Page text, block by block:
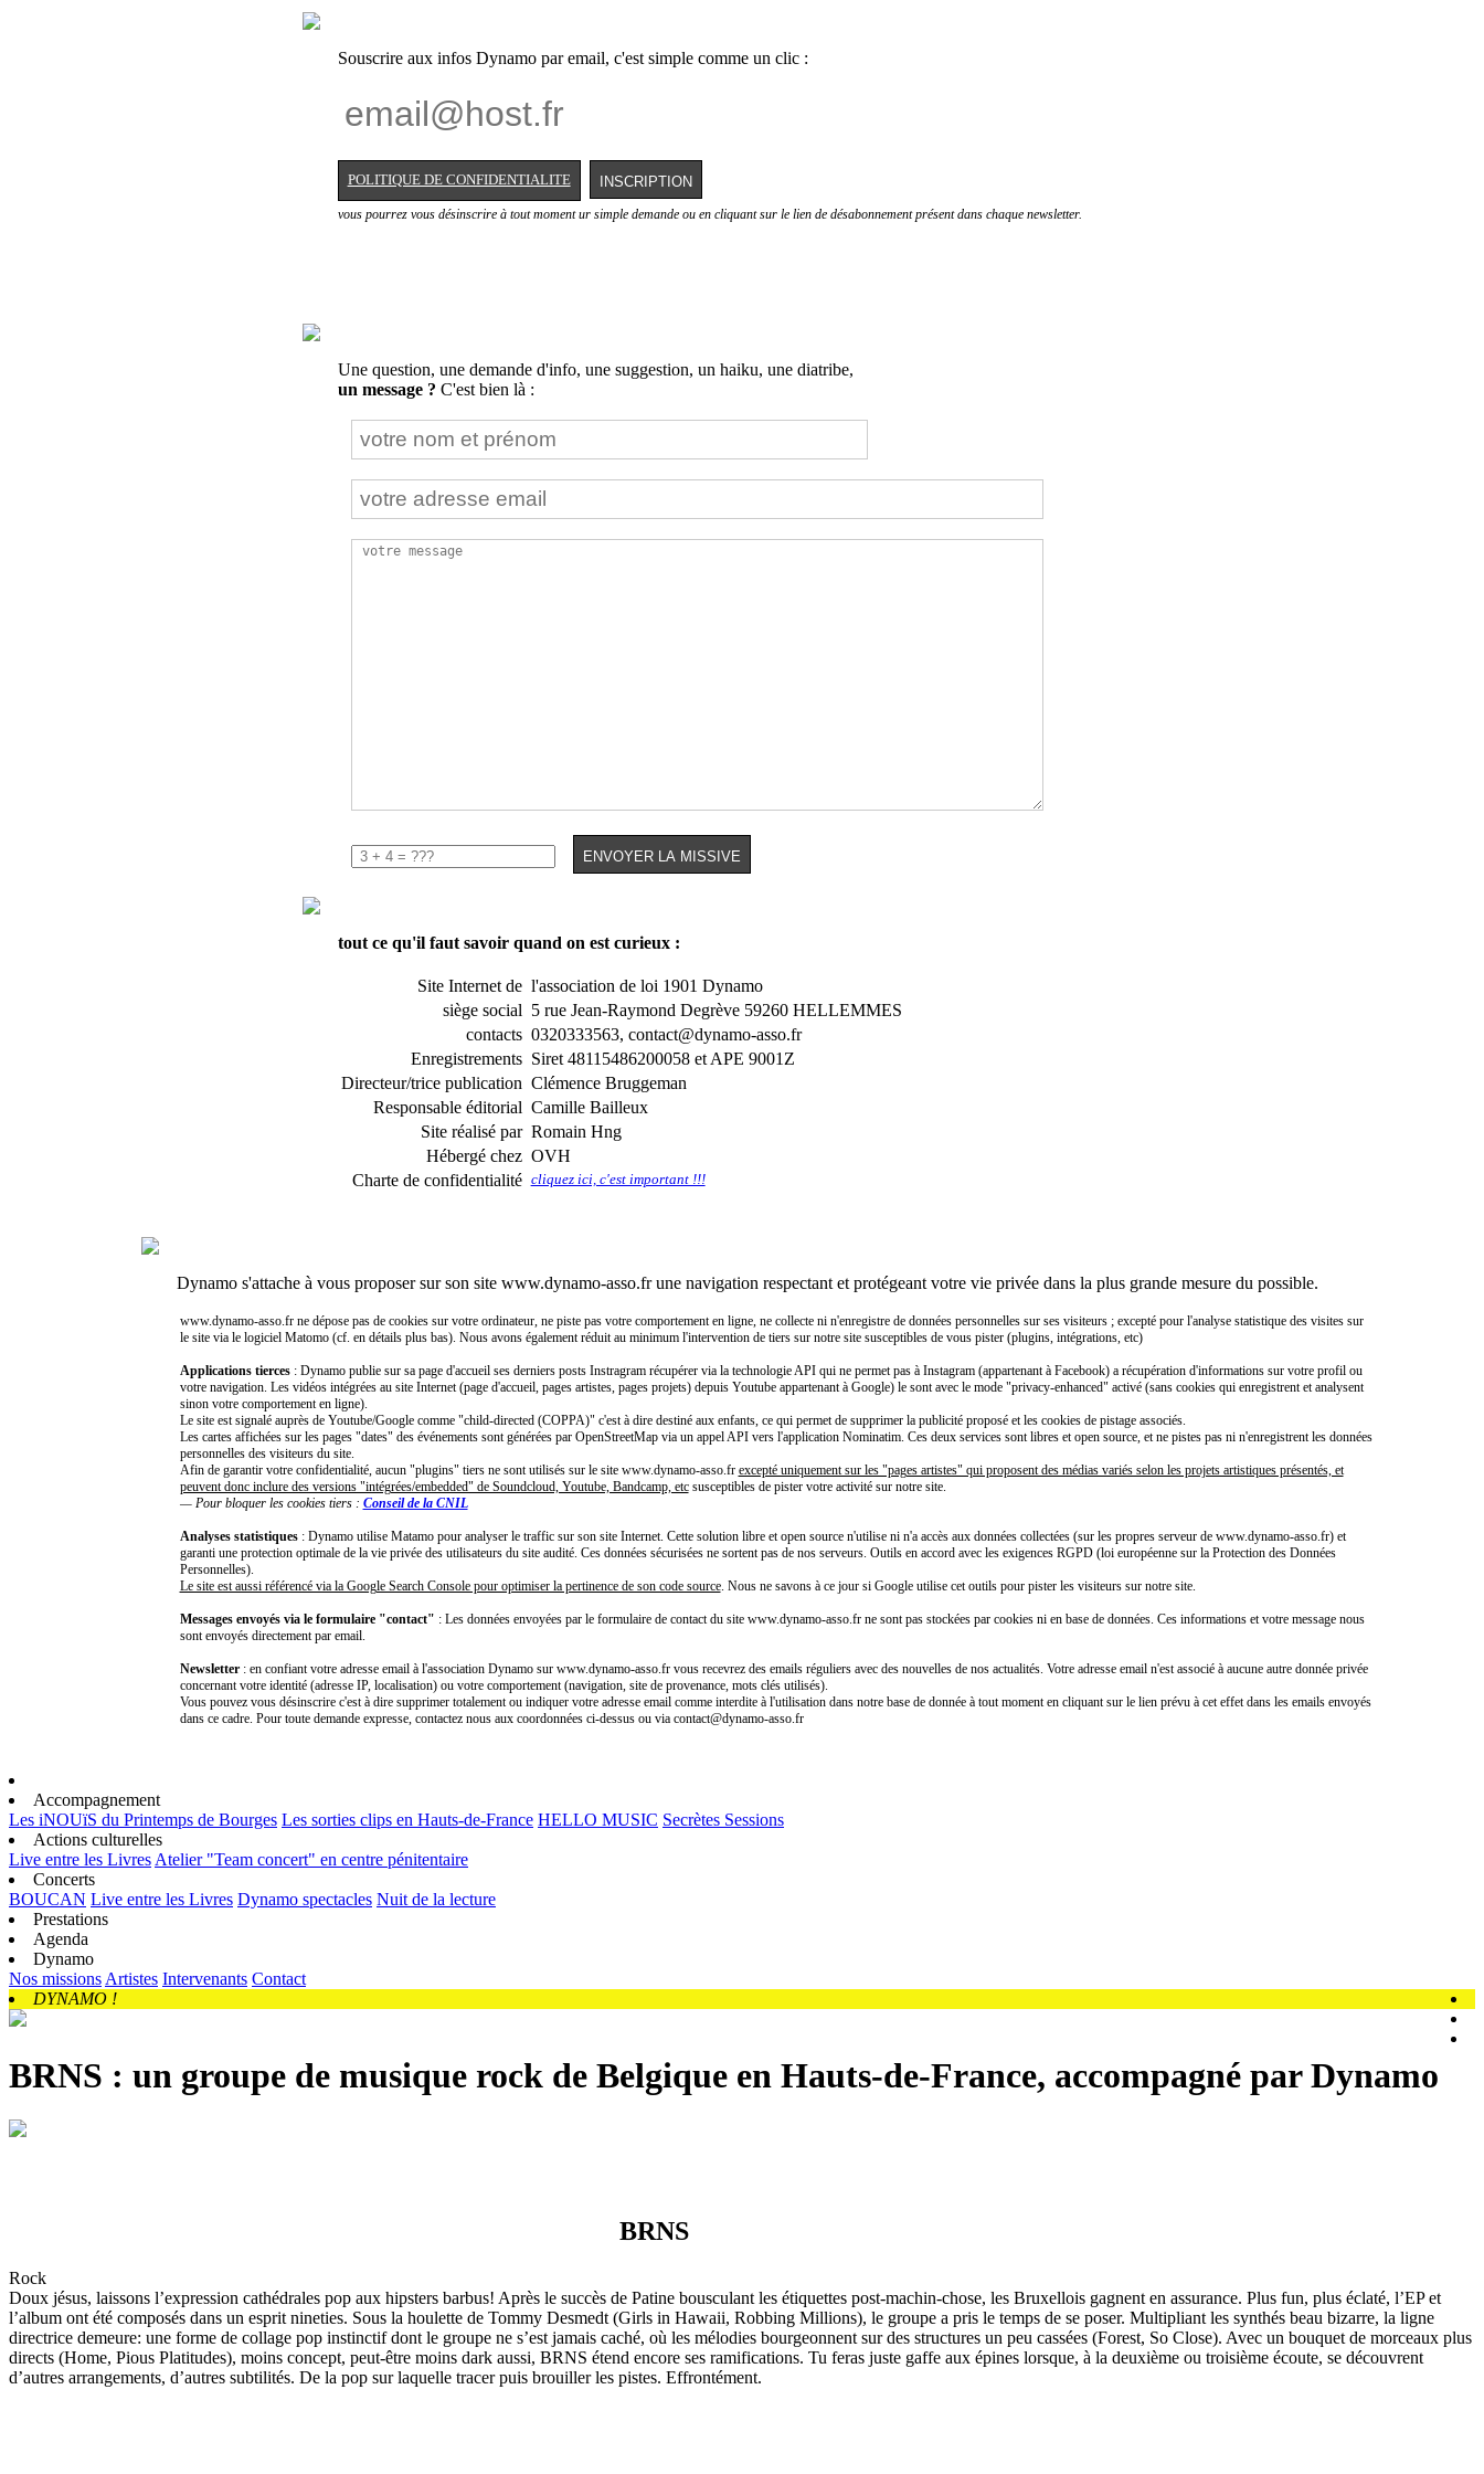
Souscrire aux infos Dynamo par email, c'est simple comme un clic :
POLITIQUE DE CONFIDENTIALITE
vous pourrez vous désinscrire à tout moment ur simple demande ou en cliquant sur le lien de désabonnement présent dans chaque newsletter.
Une question, une demande d'info, une suggestion, un haiku, une diatribe,
un message ? C'est bien là :
tout ce qu'il faut savoir quand on est curieux :
Site Internet de l'association de loi 1901 Dynamo
siège social 5 rue Jean-Raymond Degrève 59260 HELLEMMES
contacts 0320333563, contact@dynamo-asso.fr
Enregistrements Siret 48115486200058 et APE 9001Z
Directeur/trice publication Clémence Bruggeman
Responsable éditorial Camille Bailleux
Site réalisé par Romain Hng
Hébergé chez OVH
Charte de confidentialité
cliquez ici, c'est important !!!
Dynamo s'attache à vous proposer sur son site www.dynamo-asso.fr une navigation respectant et protégeant votre vie privée dans la plus grande mesure du possible.
www.dynamo-asso.fr ne dépose pas de cookies sur votre ordinateur, ne piste pas votre comportement en ligne, ne collecte ni n'enregistre de données personnelles sur ses visiteurs ; excepté pour l'analyse statistique des visites sur
le site via le logiciel Matomo (cf. en détails plus bas). Nous avons également réduit au minimum l'intervention de tiers sur notre site susceptibles de vous pister (plugins, intégrations, etc)
Applications tierces : Dynamo publie sur sa page d'accueil ses derniers posts Instragram récupérer via la technologie API qui ne permet pas à Instagram (appartenant à Facebook) a récupération d'informations sur votre profil ou
votre navigation. Les vidéos intégrées au site Internet (page d'accueil, pages artistes, pages projets) depuis Youtube appartenant à Google) le sont avec le mode "privacy-enhanced" activé (sans cookies qui enregistrent et analysent
sinon votre comportement en ligne).
Le site est signalé auprès de Youtube/Google comme "child-directed (COPPA)" c'est à dire destiné aux enfants, ce qui permet de supprimer la publicité proposé et les cookies de pistage associés.
Les cartes affichées sur les pages "dates" des événements sont générées par OpenStreetMap via un appel API vers l'application Nominatim. Ces deux services sont libres et open source, et ne pistes pas ni n'enregistrent les données
personnelles des visiteurs du site.
Afin de garantir votre confidentialité, aucun "plugins" tiers ne sont utilisés sur le site www.dynamo-asso.fr excepté uniquement sur les "pages artistes" qui proposent des médias variés selon les projets artistiques présentés, et
peuvent donc inclure des versions "intégrées/embedded" de Soundcloud, Youtube, Bandcamp, etcsusceptibles de pister votre activité sur notre site.
— Pour bloquer les cookies tiers : Conseil de la CNIL
Analyses statistiques : Dynamo utilise Matamo pour analyser le traffic sur son site Internet. Cette solution libre et open source n'utilise ni n'a accès aux données collectées (sur les propres serveur de www.dynamo-asso.fr) et
garanti une protection optimale de la vie privée des utilisateurs du site audité. Ces données sécurisées ne sortent pas de nos serveurs. Outils en accord avec les exigences RGPD (loi européenne sur la Protection des Données
Personnelles).
Le site est aussi référencé via la Google Search Console pour optimiser la pertinence de son code source. Nous ne savons à ce jour si Google utilise cet outils pour pister les visiteurs sur notre site.
Messages envoyés via le formulaire "contact" : Les données envoyées par le formulaire de contact du site www.dynamo-asso.fr ne sont pas stockées par cookies ni en base de données. Ces informations et votre message nous
sont envoyés directement par email.
Newsletter : en confiant votre adresse email à l'association Dynamo sur www.dynamo-asso.fr vous recevrez des emails réguliers avec des nouvelles de nos actualités. Votre adresse email n'est associé à aucune autre donnée privée
concernant votre identité (adresse IP, localisation) ou votre comportement (navigation, site de provenance, mots clés utilisés).
Vous pouvez vous désinscrire c'est à dire supprimer totalement ou indiquer votre adresse email comme interdite à l'utilisation dans notre base de donnée à tout moment en cliquant sur le lien prévu à cet effet dans les emails envoyés
dans ce cadre. Pour toute demande expresse, contactez nous aux coordonnées ci-dessus ou via contact@dynamo-asso.fr
Accompagnement
Les iNOUïS du Printemps de Bourges Les sorties clips en Hauts-de-France HELLO MUSIC Secrètes Sessions
Actions culturelles
Live entre les Livres Atelier "Team concert" en centre pénitentaire
Concerts
BOUCAN Live entre les Livres Dynamo spectacles Nuit de la lecture
Prestations
Agenda
Dynamo
Nos missions Artistes Intervenants Contact
DYNAMO !
BRNS : un groupe de musique rock de Belgique en Hauts-de-France, accompagné par Dynamo
BRNS
Rock
Doux jésus, laissons l’expression cathédrales pop aux hipsters barbus! Après le succès de Patine bousculant les étiquettes post-machin-chose, les Bruxellois gagnent en assurance. Plus fun, plus éclaté, l’EP et
l’album ont été composés dans un esprit nineties. Sous la houlette de Tommy Desmedt (Girls in Hawaii, Robbing Millions), le groupe a pris le temps de se poser. Multipliant les synthés beau bizarre, la ligne
directrice demeure: une forme de collage pop instinctif dont le groupe ne s’est jamais caché, où les mélodies bourgeonnent sur des structures un peu cassées (Forest, So Close). Avec un bouquet de morceaux plus
directs (Home, Pious Platitudes), moins concept, peut-être moins dark aussi, BRNS étend encore ses ramifications. Tu feras juste gaffe aux épines lorsque, à la deuxième ou troisième écoute, se découvrent
d’autres arrangements, d’autres subtilités. De la pop sur laquelle tracer puis brouiller les pistes. Effrontément.